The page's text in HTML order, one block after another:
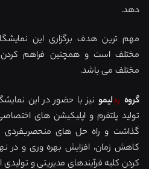
دهد.
مهم ترین هدف برگزاری این
مختلف است و همچنین فراهم کردن
مختلف می باشد.
گروه ردلیمو نیز با حضور در این
تولید پلتفرم و اپلیکیشن های
گذاشت و راه حل های منحصربفردی
کاهش زمان، افزایش بهره وری و در
کردن کلیه فرآیندهای مدیریتی و تولیدی